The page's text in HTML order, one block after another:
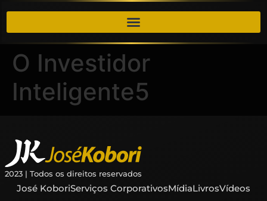
O Investidor
Inteligente5
2023 | Todos os direitos reservados
José KoboriServiços CorporativosMídiaLivrosVídeos